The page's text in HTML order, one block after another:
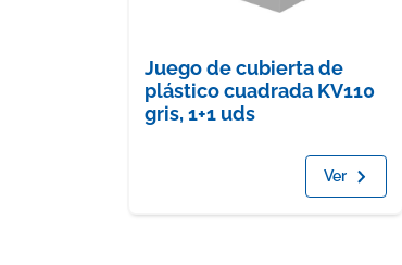
Juego de cubierta de
plástico cuadrada KV110
gris, 1+1 uds
Ver